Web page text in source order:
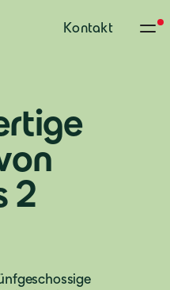
Kontakt
2